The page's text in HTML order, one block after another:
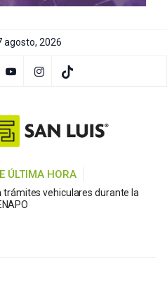
agosto, 2026
ÚLTIMA HORA
vehiculares durante la